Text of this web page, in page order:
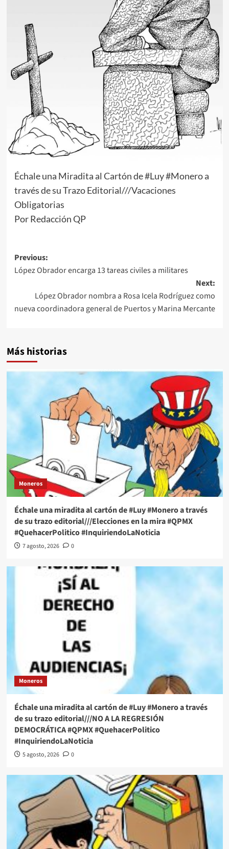
Échale una Miradita al Cartón de #Luy #Monero a
través de su Trazo Editorial///Vacaciones
Obligatorias
Por Redacción QP
Post
navigation
Previous:
López Obrador encarga 13 tareas civiles a militares
Next:
López Obrador nombra a Rosa Icela Rodríguez como
nueva coordinadora general de Puertos y Marina Mercante
Más historias
Moneros
Échale una miradita al cartón de #Luy #Monero a través
de su trazo editorial///Elecciones en la mira #QPMX
#QuehacerPolitico #InquiriendoLaNoticia
7 agosto, 2026 0
Moneros
Échale una miradita al cartón de #Luy #Monero a través
de su trazo editorial///NO A LA REGRESIÓN
DEMOCRÁTICA #QPMX #QuehacerPolitico
#InquiriendoLaNoticia
5 agosto, 2026 0